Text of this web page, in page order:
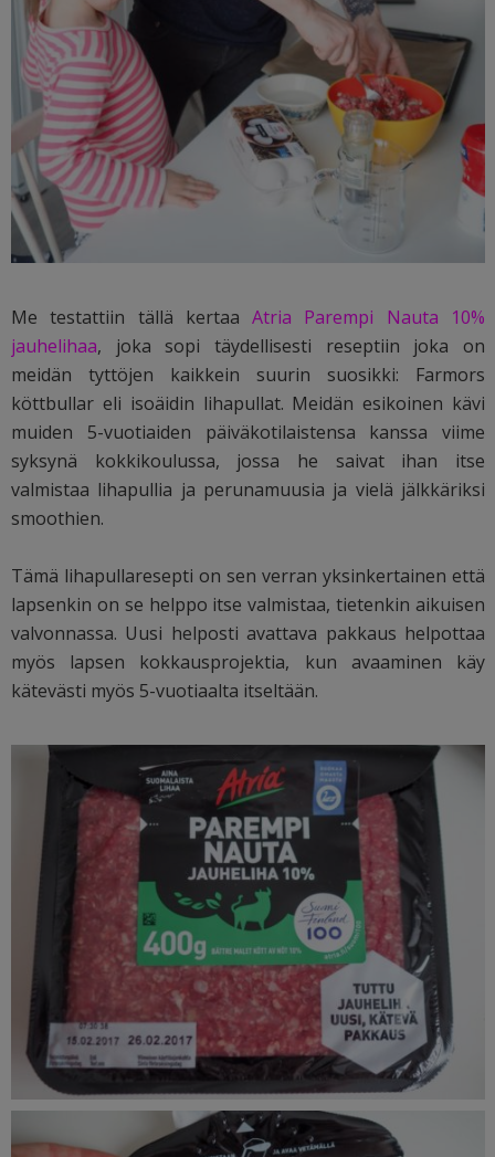
Me testattiin tällä kertaaAtria Parempi Nauta 10%
jauhelihaa, joka sopi täydellisesti reseptiin joka on
meidän tyttöjen kaikkein suurin suosikki: Farmors
köttbullar eli isoäidin lihapullat. Meidän esikoinen kävi
muiden 5-vuotiaiden päiväkotilaistensa kanssa viime
syksynä kokkikoulussa, jossa he saivat ihan itse
valmistaa lihapullia ja perunamuusia ja vielä jälkkäriksi
smoothien.
Tämä lihapullaresepti on sen verran yksinkertainen että
lapsenkin on se helppo itse valmistaa, tietenkin aikuisen
valvonnassa. Uusi helposti avattava pakkaus helpottaa
myös lapsen kokkausprojektia, kun avaaminen käy
kätevästi myös 5-vuotiaalta itseltään.